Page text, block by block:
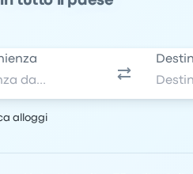
alloggi